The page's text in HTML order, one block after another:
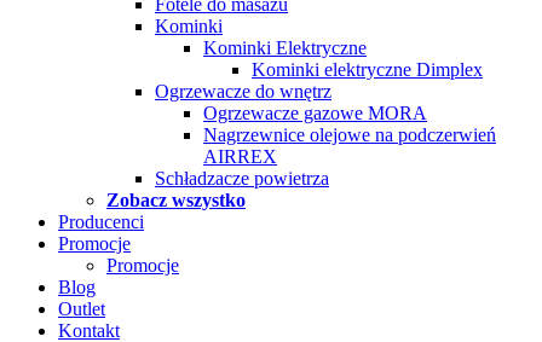
Fotele do masażu
Kominki
Kominki Elektryczne
Kominki elektryczne Dimplex
Ogrzewacze do wnętrz
Ogrzewacze gazowe MORA
Nagrzewnice olejowe na podczerwień
AIRREX
Schładzacze powietrza
Zobacz wszystko
Producenci
Promocje
Promocje
Blog
Outlet
Kontakt